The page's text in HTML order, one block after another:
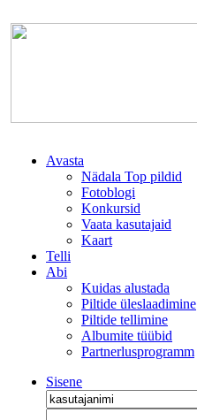
Avasta
Nädala Top pildid
Fotoblogi
Konkursid
Vaata kasutajaid
Kaart
Telli
Abi
Kuidas alustada
Piltide üleslaadimine
Piltide tellimine
Albumite tüübid
Partnerlusprogramm
Sisene